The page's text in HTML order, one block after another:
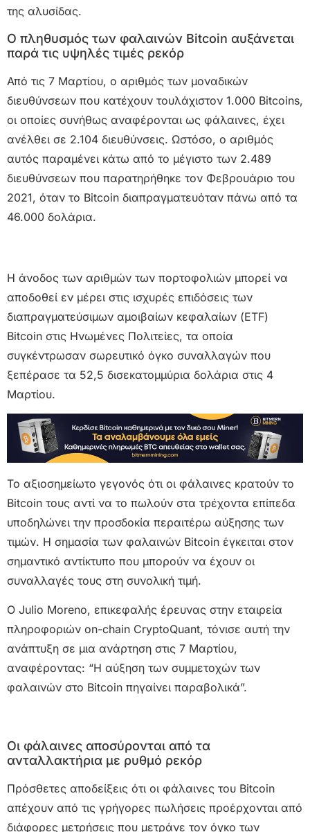
της αλυσίδας.
Ο πληθυσμός των φαλαινών Bitcoin αυξάνεται
παρά τις υψηλές τιμές ρεκόρ
Από τις 7 Μαρτίου, ο αριθμός των μοναδικών
διευθύνσεων που κατέχουν τουλάχιστον 1.000 Bitcoins,
οι οποίες συνήθως αναφέρονται ως φάλαινες, έχει
ανέλθει σε 2.104 διευθύνσεις. Ωστόσο, ο αριθμός
αυτός παραμένει κάτω από το μέγιστο των 2.489
διευθύνσεων που παρατηρήθηκε τον Φεβρουάριο του
2021, όταν το Bitcoin διαπραγματευόταν πάνω από τα
46.000 δολάρια.
Η άνοδος των αριθμών των πορτοφολιών μπορεί να
αποδοθεί εν μέρει στις ισχυρές επιδόσεις των
διαπραγματεύσιμων αμοιβαίων κεφαλαίων (ETF)
Bitcoin στις Ηνωμένες Πολιτείες, τα οποία
συγκέντρωσαν σωρευτικό όγκο συναλλαγών που
ξεπέρασε τα 52,5 δισεκατομμύρια δολάρια στις 4
Μαρτίου.
Το αξιοσημείωτο γεγονός ότι οι φάλαινες κρατούν το
Bitcoin τους αντί να το πωλούν στα τρέχοντα επίπεδα
υποδηλώνει την προσδοκία περαιτέρω αύξησης των
τιμών. Η σημασία των φαλαινών Bitcoin έγκειται στον
σημαντικό αντίκτυπο που μπορούν να έχουν οι
συναλλαγές τους στη συνολική τιμή.
Ο Julio Moreno, επικεφαλής έρευνας στην εταιρεία
πληροφοριών on-chain CryptoQuant, τόνισε αυτή την
ανάπτυξη σε μια ανάρτηση στις 7 Μαρτίου,
αναφέροντας: “Η αύξηση των συμμετοχών των
φαλαινών στο Bitcoin πηγαίνει παραβολικά”.
Οι φάλαινες αποσύρονται από τα
ανταλλακτήρια με ρυθμό ρεκόρ
Πρόσθετες αποδείξεις ότι οι φάλαινες του Bitcoin
απέχουν από τις γρήγορες πωλήσεις προέρχονται από
διάφορες μετρήσεις που μετράνε τον όγκο των